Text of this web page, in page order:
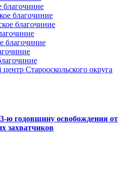
благочиние
благочиние
благочиние
благочиние
Старооскольского округа
ю годовщину освобождения от
захватчиков